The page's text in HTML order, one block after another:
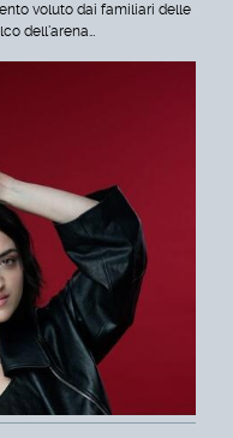
voluto dai familiari delle
dell'arena…